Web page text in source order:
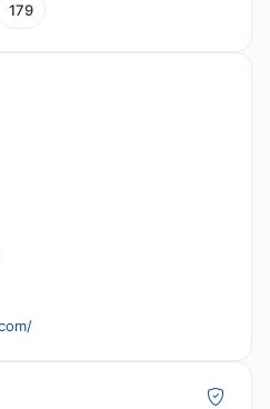
179